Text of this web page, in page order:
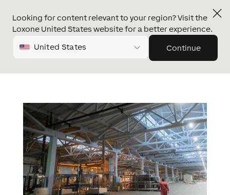
Looking for content relevant to your region? Visit the
Loxone United States website for a better experience.
United States Continue